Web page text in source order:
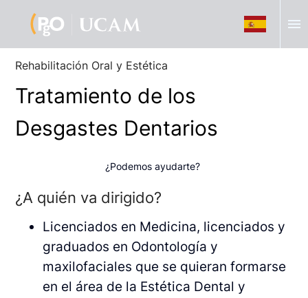
menu
Rehabilitación Oral y Estética
Tratamiento de los
Desgastes Dentarios
¿Podemos ayudarte?
¿A quién va dirigido?
Licenciados en Medicina, licenciados y
graduados en Odontología y
maxilofaciales que se quieran formarse
en el área de la Estética Dental y